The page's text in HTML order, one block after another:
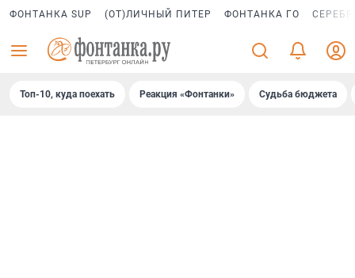
ФОНТАНКА SUP (ОТ)ЛИЧНЫЙ ПИТЕР ФОНТАНКА ГО
Топ-10, куда поехать Реакция «Фонтанки» Судьба бюджета